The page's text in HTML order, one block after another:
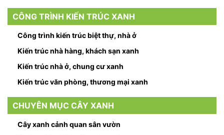
CÔNG TRÌNH KIẾN TRÚC XANH
Công trình kiến trúc biệt thự, nhà ở
Kiến trúc nhà hàng, khách sạn xanh
Kiến trúc nhà ở, chung cư xanh
Kiến trúc văn phòng, thương mại xanh
CHUYÊN MỤC CÂY XANH
Cây xanh cảnh quan sân vườn